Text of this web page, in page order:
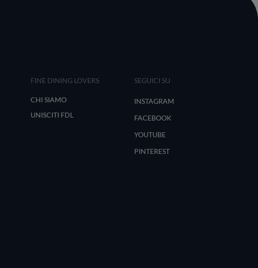
FINE DINING LOVERS
CHI SIAMO
UNISCITI FDL
SEGUICI SU
INSTAGRAM
FACEBOOK
YOUTUBE
PINTEREST